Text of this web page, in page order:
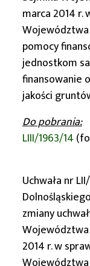
marca 2014 r.
pomocy
jednostkom
finansowanie
jakości
Do pobrania:
LIII/1963/14
Uchwała nr
zmiany
Województwa
2014 r. w